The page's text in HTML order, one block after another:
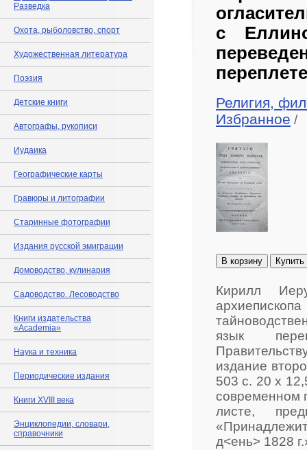
Разведка
Охота, рыболовство, спорт
Художественная литература
Поэзия
Детские книги
Автографы, рукописи
Иудаика
Географические карты
Гравюры и литографии
Старинные фотографии
Издания русской эмиграции
Домоводство, кулинария
Садоводство. Лесоводство
Книги издательства
«Academia»
Наука и техника
Периодические издания
Книги XVIII века
Энциклопедии, словари,
справочники
с
Религия,
Избранное /
В корзину Купить
Кирилл
язык
издание
503 с. 20 х
современном
листе,
д<ень> 1828